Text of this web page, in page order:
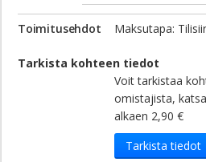
Toimitusehdot Maksutapa:
Tarkista kohteen tiedot
Voit tarkistaa
omistajista,
alkaen 2,90 €
Tarkista tiedot